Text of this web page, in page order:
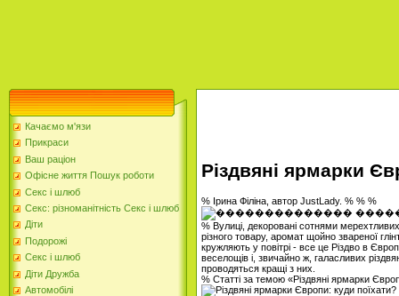
Качаємо м'язи
Прикраси
Ваш раціон
Офісне життя Пошук роботи
Секс і шлюб
Секс: різноманітність Секс і шлюб
Діти
Подорожі
Секс і шлюб
Діти Дружба
Автомобілі
Різдвяні ярмарки
% Ірина Філіна, автор JustLady. % % %
% Вулиці, декоровані сотнями
різного товару, аромат щойно звареної
кружляють у повітрі - все це Різдво в
веселощів і, звичайно ж, галасливих
проводяться кращі з них.
% Статті за темою «Різдвяні ярмарки